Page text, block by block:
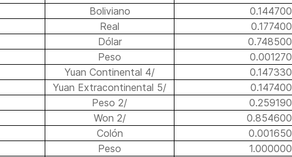
Boliviano
0.144700
Real
0.177400
Dólar
0.748500
Peso
0.001270
Yuan Continental 4/
0.147330
Yuan Extracontinental 5/
0.147400
Peso 2/
0.259190
Won 2/
0.854600
Colón
0.001650
Peso
1.000000